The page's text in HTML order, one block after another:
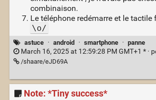
combinaison.
Le téléphone redémarre et le tactile
\o/
astuce · android · smartphone · panne
March 16, 2025 at 12:59:28 PM GMT+1 * ·
/shaare/eJD69A
Note: *Tiny success*